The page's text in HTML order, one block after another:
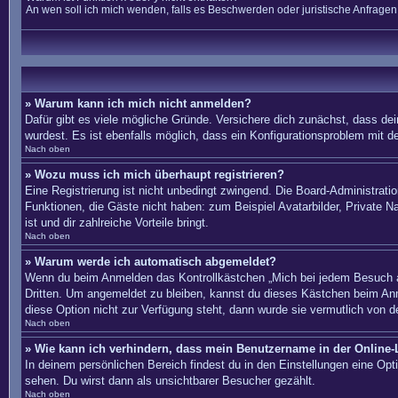
An wen soll ich mich wenden, falls es Beschwerden oder juristische
» Warum kann ich mich nicht anmelden?
Dafür gibt es viele mögliche Gründe. Versichere dich zunächst, dass
wurdest. Es ist ebenfalls möglich, dass ein Konfigurationsproblem mit
Nach oben
» Wozu muss ich mich überhaupt registrieren?
Eine Registrierung ist nicht unbedingt zwingend. Die Board-
Funktionen, die Gäste nicht haben: zum Beispiel Avatarbilder, Private
ist und dir zahlreiche Vorteile bringt.
Nach oben
» Warum werde ich automatisch abgemeldet?
Wenn du beim Anmelden das Kontrollkästchen „Mich bei jedem
Dritten. Um angemeldet zu bleiben, kannst du dieses Kästchen beim
diese Option nicht zur Verfügung steht, dann wurde sie vermutlich von
Nach oben
» Wie kann ich verhindern, dass mein Benutzername in der
In deinem persönlichen Bereich findest du in den Einstellungen eine
sehen. Du wirst dann als unsichtbarer Besucher gezählt.
Nach oben